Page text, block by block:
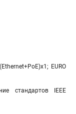
EURO
стандартов IEEE